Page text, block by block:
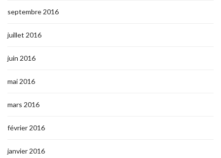
septembre 2016
juillet 2016
juin 2016
mai 2016
mars 2016
février 2016
janvier 2016